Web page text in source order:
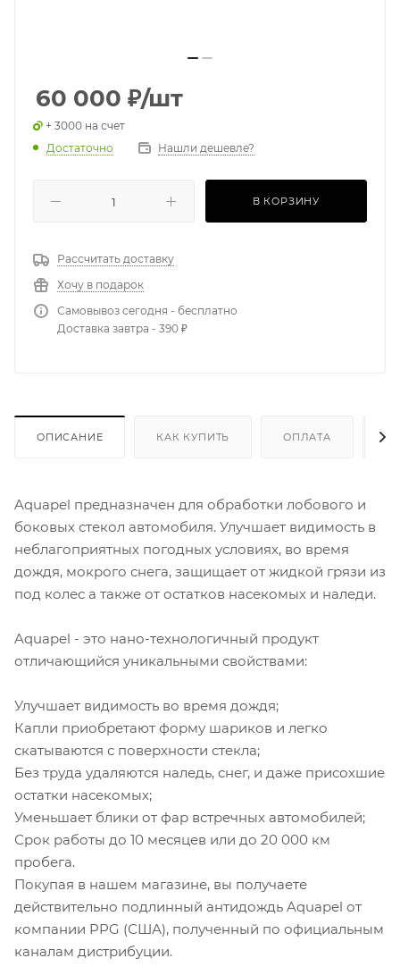
60 000 ₽/шт
+ 3000 на счет
Достаточно
Нашли дешевле?
В КОРЗИНУ
Рассчитать доставку
Хочу в подарок
Самовывоз сегодня - бесплатно
Доставка завтра - 390 ₽
ОПИСАНИЕ КАК КУПИТЬ ОПЛАТА
Aquapel предназначен для обработки лобового и
боковых стекол автомобиля. Улучшает видимость в
неблагоприятных погодных условиях, во время
дождя, мокрого снега, защищает от жидкой грязи из
под колес а также от остатков насекомых и наледи.
Aquapel - это нано-технологичный продукт
отличающийся уникальными свойствами:
Улучшает видимость во время дождя;
Капли приобретают форму шариков и легко
скатываются с поверхности стекла;
Без труда удаляются наледь, снег, и даже присохшие
остатки насекомых;
Уменьшает блики от фар встречных автомобилей;
Срок работы до 10 месяцев или до 20 000 км
пробега.
Покупая в нашем магазине, вы получаете
действительно подлинный антидождь Aquapel от
компании PPG (США), полученный по официальным
каналам дистрибуции.